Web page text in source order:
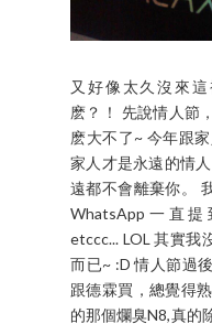
麽？！ 先說情人節
麽大不了~ 今年跟
家人才是永遠的情
遠都不會離棄你。
WhatsApp一直提
etccc... LOL 其實我
而已~ :D 情人節過
跟德霖買，總覺得
的那個爛臭N8,真的
已經Uninstall全部